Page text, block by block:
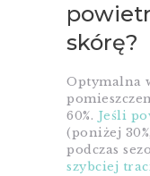
skórę?
Optymalna
60%. Jeśli
(poniżej
podczas
szybciej